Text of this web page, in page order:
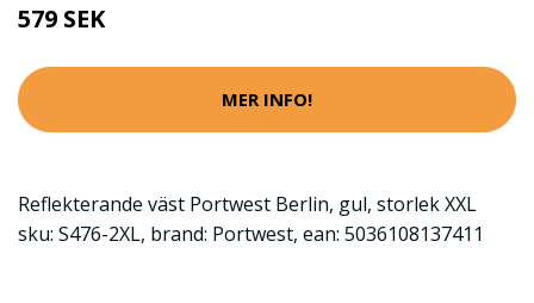
579 SEK
MER INFO!
Reflekterande väst Portwest Berlin, gul, storlek XXL
sku: S476-2XL, brand: Portwest, ean: 5036108137411